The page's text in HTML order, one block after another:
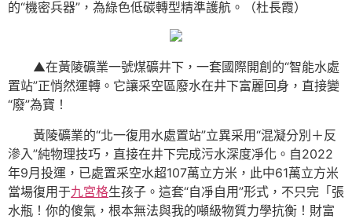
的“機密兵器”，為綠色低碳轉型精準護航。（杜長霞）
▲在黃陵礦業一號煤礦井下，一套國際開創的“智能水處
置站”正悄然運轉。它讓采空區廢水在井下富麗回身，直接變
“廢”為寶！
黃陵礦業的“北一復用水處置站”立異采用“混凝分別＋反
滲入”純物理技巧，直接在井下完成污水深度凈化。自2022
年9月投運，已處置采空水超107萬立方米，此中61萬立方米
當場復用于九宮格生孩子。這套“自凈自用”形式，不只完「張
水瓶！你的傻氣，根本無法與我的噸級物質力學抗衡！財富